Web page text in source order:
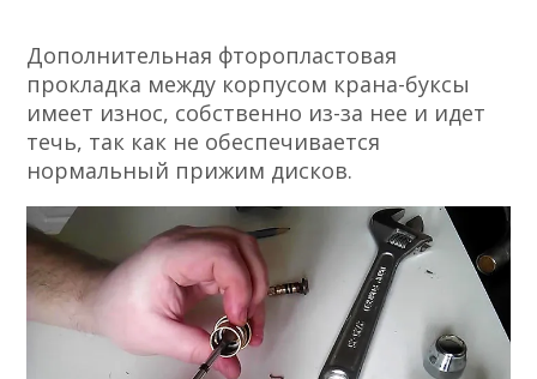
Дополнительная фторопластовая
прокладка между корпусом крана-буксы
имеет износ, собственно из-за нее и идет
течь, так как не обеспечивается
нормальный прижим дисков.